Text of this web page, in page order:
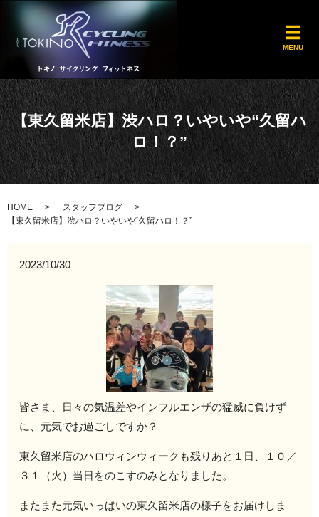
MENU
【東久留米店】渋ハロ？いやいや“久留ハ
ロ！？”
HOME
スタッフブログ
【東久留米店】渋ハロ？いやいや“久留ハロ！？”
2023/10/30
皆さま、日々の気温差やインフルエンザの猛威に負けず
に、元気でお過ごしですか？
東久留米店のハロウィンウィークも残りあと１日、１０／
３１（火）当日をのこすのみとなりました。
またまた元気いっぱいの東久留米店の様子をお届けしま